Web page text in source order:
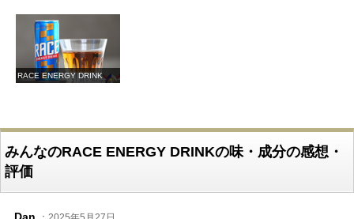
RACE ENERGY DRINK
みんなのRACE ENERGY DRINKの味・成分の感想・
評価